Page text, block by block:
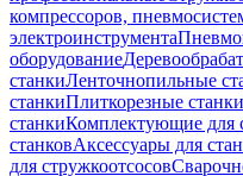
компрессоров,
электроинструмента
оборудование
станкиЛенточнопильные
станкиПлиткорезные станки
станкиКомплектующие для
станковАксессуары для
для стружкоотсосов